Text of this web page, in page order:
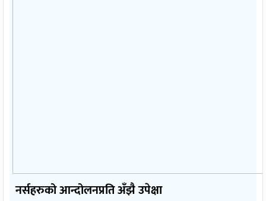
नर्सहरुको आन्दोलनप्रति अँझै उपेक्षा